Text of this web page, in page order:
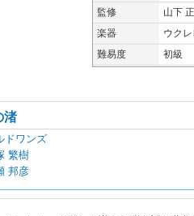
監修
山下 正
楽器
ウクレ
難易度
初級
渚
ドワンズ
繁樹
邦彦